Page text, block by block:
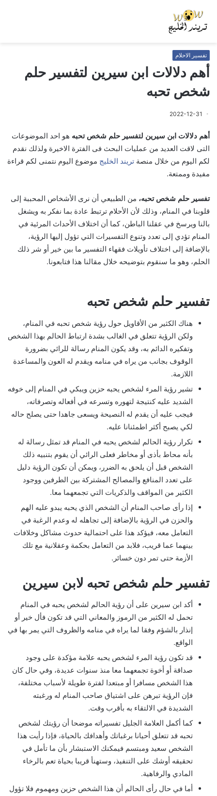
تفسير الاحلام
أهم دلالات ابن سيرين لتفسير حلم
شخص تحبه
2022-12-31
أهم دلالات ابن سيرين لتفسير حلم شخص تحبه هو احد الموضوعات
التى لاقت العديد من عمليات البحث فى الفترة الاخيرة ولذلك نقدم
لكم اليوم من خلال منصة تريند الخليج موضوع اليوم نتمنى لكم قراءة
مفيدة وممتعة.
تفسير حلم شخص تحبه، من الطبيعي أن نرى الأشخاص المحببة إلى
قلوبنا في المنام، وذلك لأن الأحلام ترتبط عادة بما نفكر به ويشغل
بالنا ويرسخ في عقلنا الباطن، كما أن اختلاف الأحداث المرئية في
المنام تؤدي إلى تعدد وتنوع التفسيرات التي تؤول إليها الرؤية،
بالإضافة إلى اختلاف تأويلات فقهاء التفسير ما بين خير أو شر ذلك
الحلم، وهو ما سنقوم بتوضيحه خلال مقالنا هذا فتابعونا.
تفسير حلم شخص تحبه
هناك الكثير من الأقاويل حول رؤية شخص تحبه في المنام،
ولكن الرؤية تتعلق في الغالب بشدة ارتباط الحالم بهذا الشخص
وتفكيره الدائم به، وقد يكون المنام رسالة للرائي بضرورة
الوقوف بجانب من يراه في منامه ويقدم له العون والمساعدة
اللازمة.
تشير رؤية المرء لشخص يحبه حزين ويبكي في المنام إلى خوفه
الشديد عليه كنتيجة لتهوره وتسرعه في أفعاله وتصرفاته،
فيجب عليه أن يقدم له النصيحة ويسعى جاهدا حتى يصلح حاله
لكي يصبح أكثر اطمئنانا عليه.
تكرار رؤية الحالم لشخص يحبه في المنام قد تمثل رسالة له
بأنه محاط بأذى أو مخاطر فعلى الرائي أن يقوم بتنبيه ذلك
الشخص قبل أن يلحق به الضرر، ويمكن أن تكون الرؤية دليل
على تعدد المنافع والمصالح المشتركة بين الطرفين ووجود
الكثير من المواقف والذكريات التي تجمعهما معا.
إذا رأى صاحب المنام أن الشخص الذي يحبه يبدو عليه الهم
والحزن في الرؤية بالإضافة إلى تجاهله له وعدم الرغبة في
التعامل معه، فيؤكد هذا على احتمالية حدوث مشاكل وخلافات
بينهما عما قريب، فلابد من التعامل بحكمة وعقلانية مع تلك
الأزمة حتى تمر دون خسائر.
تفسير حلم شخص تحبه لابن سيرين
أكد ابن سيرين على أن رؤية الحالم لشخص يحبه في المنام
تحمل له الكثير من الرموز والمعاني التي قد تكون فأل خير أو
إنذار بالشؤم وفقا لما يراه في منامه والظروف التي يمر بها في
الواقع.
قد تكون رؤية المرء لشخص يحبه علامة مؤكدة على وجود
صداقة أو أخوة تجمعهما معا منذ سنوات عديدة، وفي حال كان
هذا الشخص مسافرا أو مبتعدا لفترة طويلة لأسباب مختلفة،
فإن الرؤية تبرهن على اشتياق صاحب المنام له ورغبته
الشديدة في الالتقاء به بأقرب وقت.
كما أكمل العلامة الجليل تفسيراته موضحا أن رؤيتك لشخص
تحبه قد تتعلق أحيانا برغباتك وأهدافك بالحياة، فإذا رأيت هذا
الشخص سعيد ومبتسم فيمكنك الاستبشار بأن ما تأمل في
تحقيقه أوشك على التنفيذ، وستهنأ قريبا بحياة تعم بالرخاء
المادي والرفاهية.
أما في حال رأى الحالم أن هذا الشخص حزين ومهموم فلا تؤول